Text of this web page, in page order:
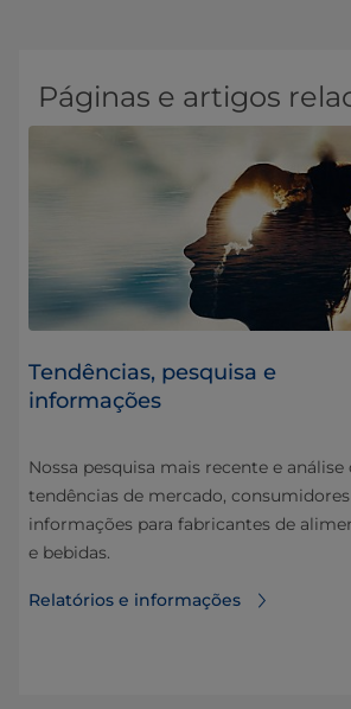
Páginas e artigos
​​​​​​​​​​​​​​​​​​​​​​​​​​​​​​​​​​​Tendências, pesquisa e
informações
Nossa pesquisa mais recente e análise
tendências de mercado,
informações para fabricantes de
e bebidas.
Relatórios e informações